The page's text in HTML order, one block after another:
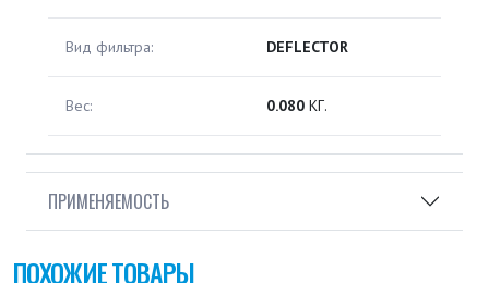
Вид фильтра: DEFLECTOR
Вес: 0.080 КГ.
ПРИМЕНЯЕМОСТЬ
ПОХОЖИЕ ТОВАРЫ